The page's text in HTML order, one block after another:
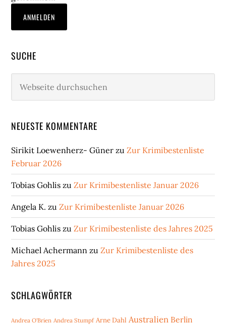
SUCHE
durchsuchen
NEUESTE KOMMENTARE
Sirikit Loewenherz- Güner zuZur Krimibestenliste
Februar 2026
Tobias Gohlis zuZur Krimibestenliste Januar 2026
Angela K. zuZur Krimibestenliste Januar 2026
Tobias Gohlis zuZur Krimibestenliste des Jahres 2025
Michael Achermann zuZur Krimibestenliste des
Jahres 2025
SCHLAGWÖRTER
Andrea O'Brien Andrea Stumpf Arne Dahl Australien Berlin